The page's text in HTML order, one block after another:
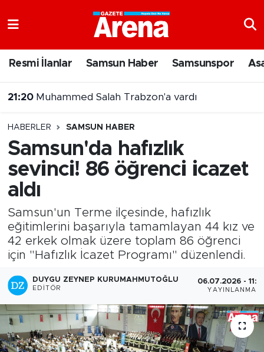
Resmi İlanlar Samsun Haber Samsunspor
20:43 Şehit Yakınları ve Gazilere Yönelik Kanun Teklifi Komisyonda
HABERLER SAMSUN HABER
Samsun'da hafızlık
sevinci! 86 öğrenci icazet
aldı
Samsun'un Terme ilçesinde, hafızlık
eğitimlerini başarıyla tamamlayan 44 kız ve
42 erkek olmak üzere toplam 86 öğrenci
için "Hafızlık İcazet Programı" düzenlendi.
DUYGU ZEYNEP KURUMAHMUTOĞLU
EDITÖR
06.07.2026 -
YAYINLANMA
Süper Lig Puan Durumu ve Fikstür
Tüm Manşetler
Son Dakika Haberleri
Haber Arşivi